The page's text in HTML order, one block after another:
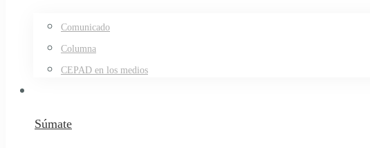
Comunicado
Columna
CEPAD en los medios
Súmate